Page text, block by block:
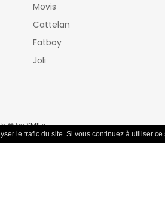
Movis
Cattelan
Fatboy
Joli
❤ bySMILe
le trafic du site. Si vous continuez à utiliser